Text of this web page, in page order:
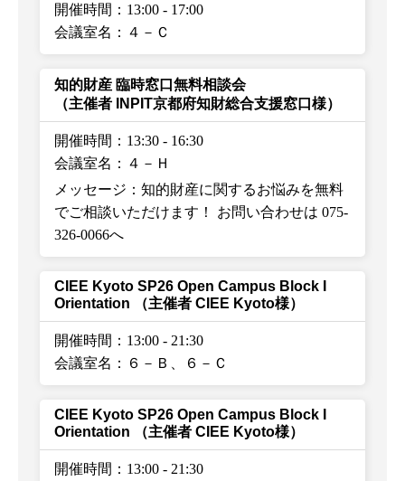
開催時間：13:00 - 17:00
会議室名：４－Ｃ
知的財産 臨時窓口無料相談会
（主催者 INPIT京都府知財総合支援窓口様）
開催時間：13:30 - 16:30
会議室名：４－Ｈ
メッセージ：知的財産に関するお悩みを無料
でご相談いただけます！ お問い合わせは 075-
326-0066へ
CIEE Kyoto SP26 Open Campus Block I
Orientation
（主催者 CIEE Kyoto様）
開催時間：13:00 - 21:30
会議室名：６－Ｂ、６－Ｃ
CIEE Kyoto SP26 Open Campus Block I
Orientation
（主催者 CIEE Kyoto様）
開催時間：13:00 - 21:30